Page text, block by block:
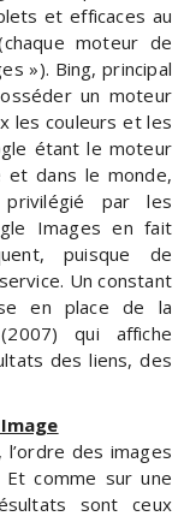
et efficaces au
moteur de
»). Bing, principal
un moteur
les couleurs et les
étant le moteur
et dans le monde,
par les
Images en fait
puisque de
Un constant
en place de la
qui affiche
des liens, des
l’ordre des images
Et comme sur une
sont ceux